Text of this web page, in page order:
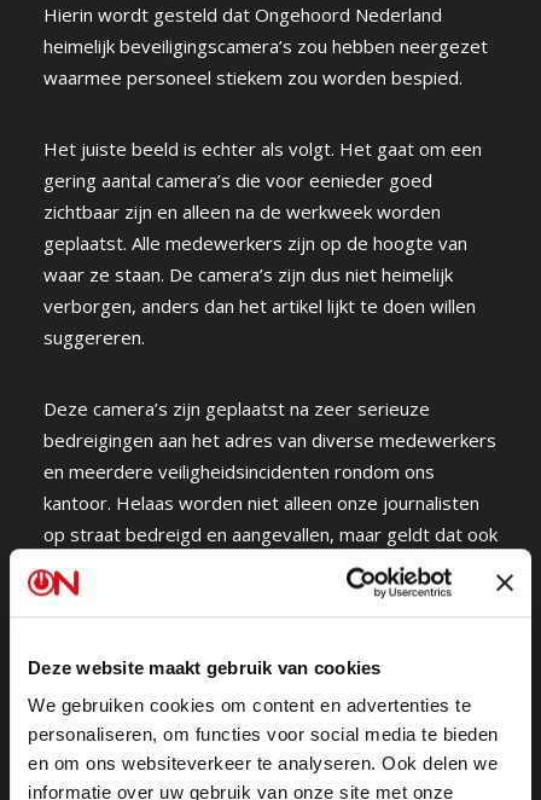
Deze website maakt gebruik van cookies
We gebruiken cookies om content en advertenties te
personaliseren, om functies voor social media te bieden
en om ons websiteverkeer te analyseren. Ook delen we
informatie over uw gebruik van onze site met onze
Hierin wordt gesteld dat Ongehoord Nederland
heimelijk beveiligingscamera’s zou hebben neergezet
waarmee personeel stiekem zou worden bespied.
Het juiste beeld is echter als volgt. Het gaat om een
gering aantal camera’s die voor eenieder goed
zichtbaar zijn en alleen na de werkweek worden
geplaatst. Alle medewerkers zijn op de hoogte van
waar ze staan. De camera’s zijn dus niet heimelijk
verborgen, anders dan het artikel lijkt te doen willen
suggereren.
Deze camera’s zijn geplaatst na zeer serieuze
bedreigingen aan het adres van diverse medewerkers
en meerdere veiligheidsincidenten rondom ons
kantoor. Helaas worden niet alleen onze journalisten
op straat bedreigd en aangevallen, maar geldt dat ook
voor de omroep als geheel. De veiligheid van onze
mensen en de werkomgeving heeft bij ons uiteraard
De camera’s worden dus volledig zichtbaar voor
eenieder geplaatst aan het einde van de week als de
werknemers naar huis gaan voor het weekend, zodat
wij in het geval van inbraak zicht hebben op wat er